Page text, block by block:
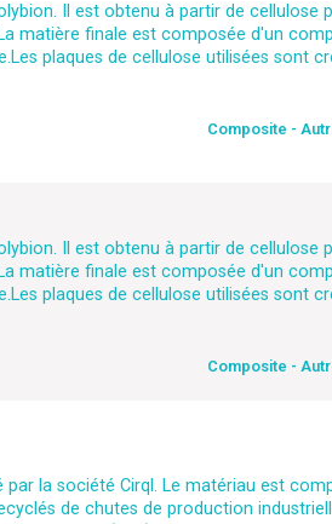
Il est obtenu à partir de cellulose
matière finale est composée d'un
plaques de cellulose utilisées sont
Composite -
Il est obtenu à partir de cellulose
matière finale est composée d'un
plaques de cellulose utilisées sont
Composite -
la société Cirql. Le matériau est
de chutes de production